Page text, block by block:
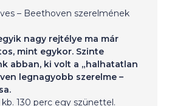
– Beethoven szerelmének
nagy rejtélye ma már
mint egykor. Szinte
abban, ki volt a „halhatatlan
legnagyobb szerelme –
130 perc egy szünettel.